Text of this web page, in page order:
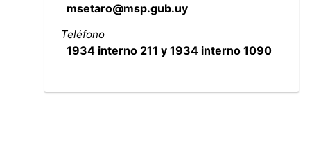
msetaro@msp.gub.uy
Teléfono
1934 interno 211 y 1934 interno 1090